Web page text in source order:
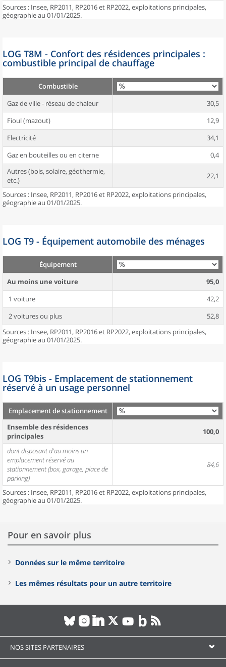
Sources : Insee, RP2011, RP2016 et RP2022, exploitations principales,
géographie au 01/01/2025.
LOG T8M - Confort des résidences principales :
combustible principal de chauffage
Combustible
Gaz de ville - réseau de chaleur
30,5
Fioul (mazout)
12,9
Electricité
34,1
Gaz en bouteilles ou en citerne
0,4
Autres (bois, solaire, géothermie,
etc.)
22,1
Sources : Insee, RP2011, RP2016 et RP2022, exploitations principales,
géographie au 01/01/2025.
LOG T9 - Équipement automobile des ménages
Équipement
Au moins une voiture
95,0
1 voiture
42,2
2 voitures ou plus
52,8
Sources : Insee, RP2011, RP2016 et RP2022, exploitations principales,
géographie au 01/01/2025.
LOG T9bis - Emplacement de stationnement
réservé à un usage personnel
Emplacement de stationnement
Ensemble des résidences
principales
100,0
dont disposant d'au moins un
emplacement réservé au
stationnement (box, garage, place de
parking)
84,6
Sources : Insee, RP2011, RP2016 et RP2022, exploitations principales,
géographie au 01/01/2025.
Pour en savoir plus
Données sur le même territoire
Les mêmes résultats pour un autre territoire
NOS SITES PARTENAIRES